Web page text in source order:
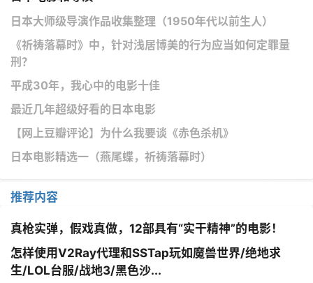
日本大师级导演作品收集整理（1950年代以前生人）
《祈祷落幕时》中，针对浅居博美的行为应当如何定罪量
刑？
平成30年，我心中的电影十佳
最近几年超级好看的日本电影
【网上豆瓣评论】为什么我要谈《赤色杀机》
日本电影精选一（燕尾蝶，祈祷落幕时）
推荐内容
真枪实弹，假戏真做，12部具有“实干精神”的电影！
怎样使用V2Ray代理和SSTap玩如魔兽世界/绝地求
生/LOL台服/战地3/黑色沙...